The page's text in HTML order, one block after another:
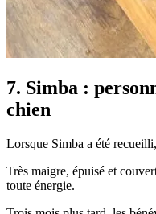
7. Simba :
chien
Lorsque Simba a été
Très maigre, épuisé et
toute énergie.